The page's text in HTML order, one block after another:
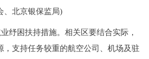
、北京银保监局)
困扶持措施。相关区要结合实际，
，支持任务较重的航空公司、机场及驻